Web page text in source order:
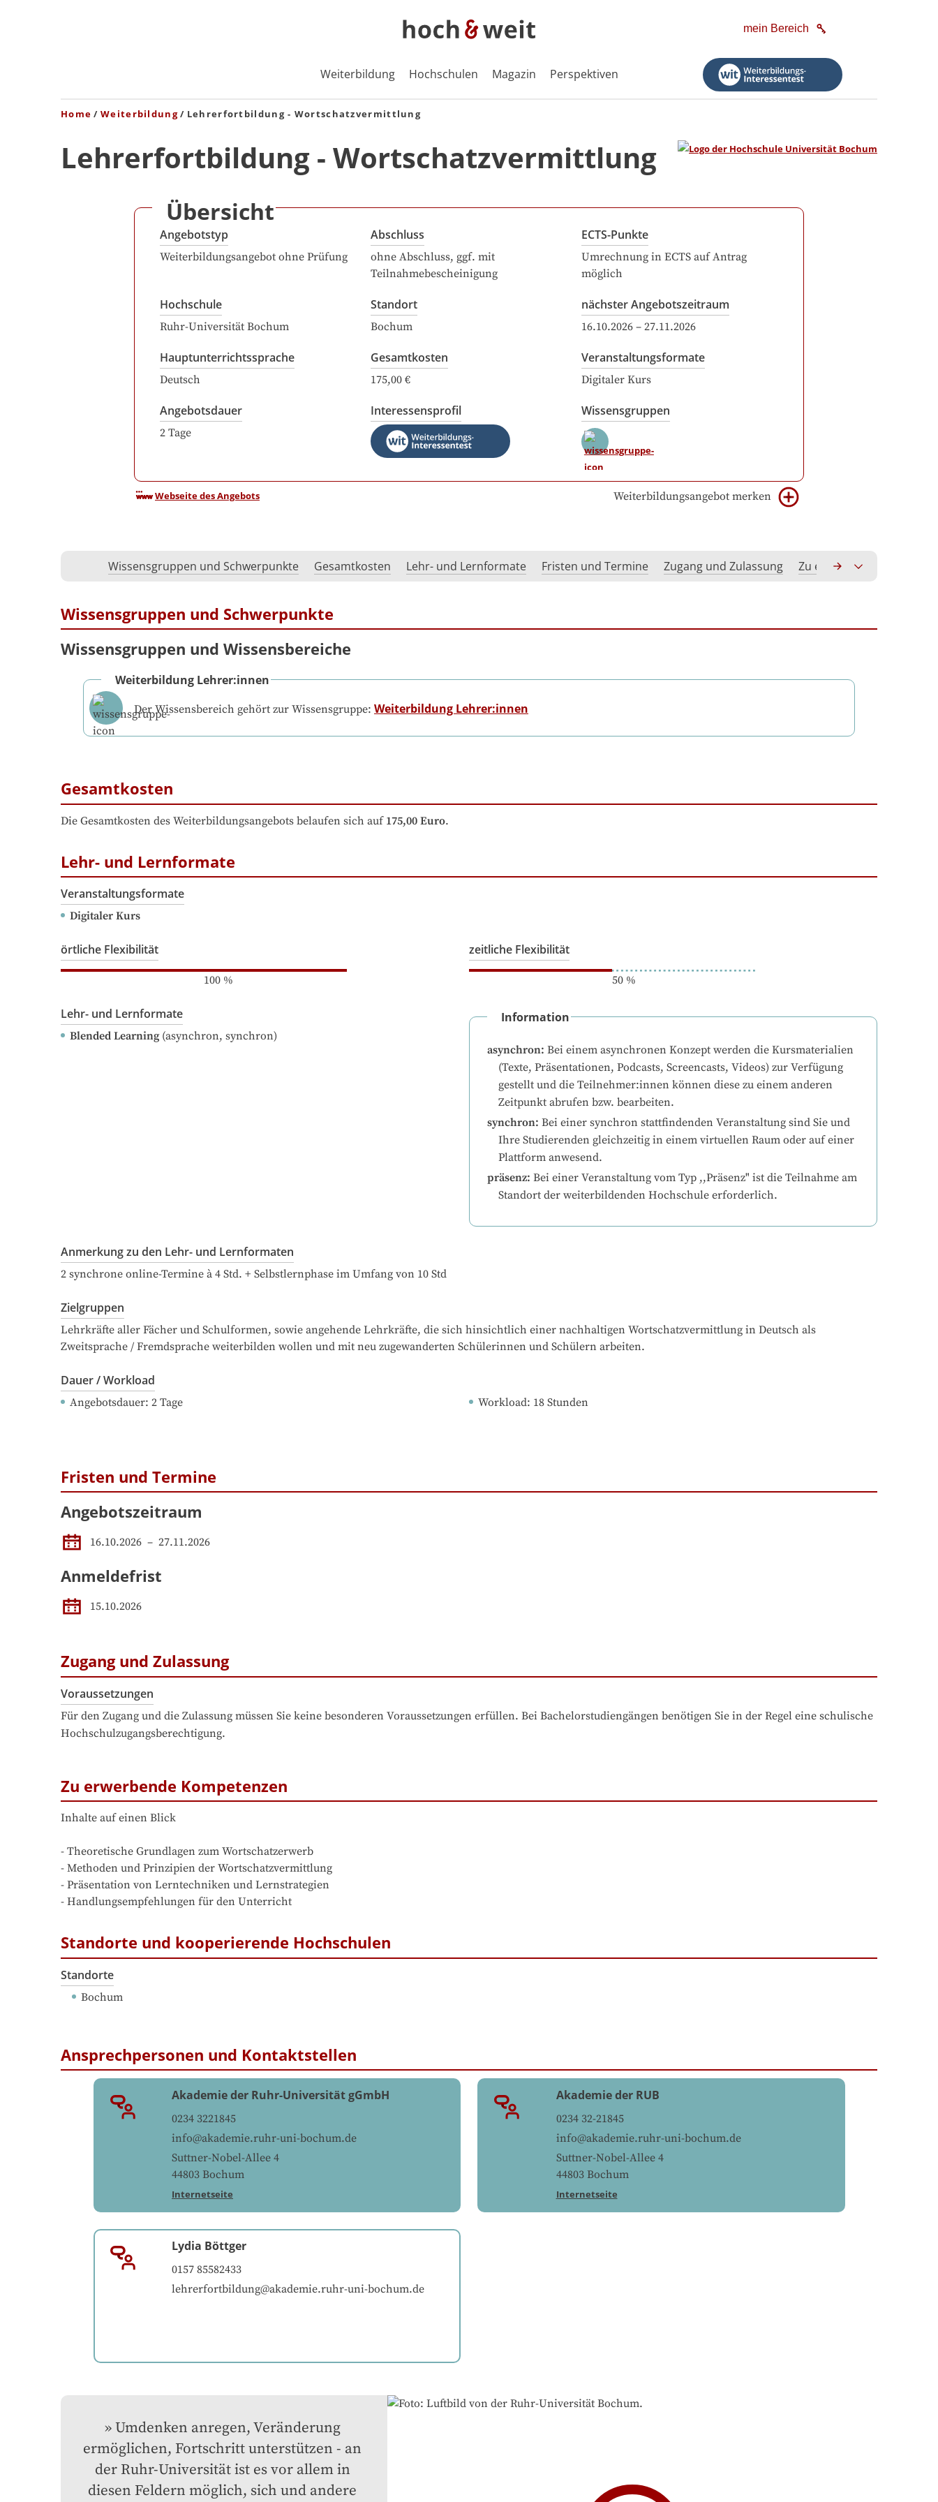
mein Bereich
Weiterbildung Hochschulen Magazin Perspektiven
Home Weiterbildung Lehrerfortbildung - Wortschatzvermittlung
Lehrerfortbildung - Wortschatzvermittlung
Übersicht
Angebotstyp
Weiterbildungsangebot ohne Prüfung
Abschluss
ohne Abschluss, ggf. mit
Teilnahmebescheinigung
ECTS-Punkte
Umrechnung in ECTS auf Antrag
möglich
Hochschule
Ruhr-Universität Bochum
Standort
Bochum
nächster Angebotszeitraum
16.10.2026 – 27.11.2026
Hauptunterrichtssprache
Deutsch
Gesamtkosten
175,00 €
Veranstaltungsformate
Digitaler Kurs
Angebotsdauer
2 Tage
Interessensprofil Wissensgruppen
Webseite des Angebots Weiterbildungsangebot merken
Wissensgruppen und Schwerpunkte Gesamtkosten Lehr- und Lernformate Fristen und Termine Zugang und Zulassung Zu erwerbende
Wissensgruppen und Schwerpunkte
Wissensgruppen und Wissensbereiche
Weiterbildung Lehrer:innen
Der Wissensbereich gehört zur Wissensgruppe: Weiterbildung Lehrer:innen
Gesamtkosten
Die Gesamtkosten des Weiterbildungsangebots belaufen sich auf 175,00 Euro.
Lehr- und Lernformate
Veranstaltungsformate
Digitaler Kurs
örtliche Flexibilität
100%
zeitliche Flexibilität
50%
Lehr- und Lernformate
Blended Learning(asynchron, synchron)
Information
asynchron: Bei einem asynchronen Konzept werden die Kursmaterialien
(Texte, Präsentationen, Podcasts, Screencasts, Videos) zur Verfügung
gestellt und die Teilnehmer:innen können diese zu einem anderen
Zeitpunkt abrufen bzw. bearbeiten.
synchron: Bei einer synchron stattfindenden Veranstaltung sind Sie und
Ihre Studierenden gleichzeitig in einem virtuellen Raum oder auf einer
Plattform anwesend.
präsenz: Bei einer Veranstaltung vom Typ ,,Präsenz" ist die Teilnahme am
Standort der weiterbildenden Hochschule erforderlich.
Anmerkung zu den Lehr- und Lernformaten
2 synchrone online-Termine à 4 Std. + Selbstlernphase im Umfang von 10 Std
Zielgruppen
Lehrkräfte aller Fächer und Schulformen, sowie angehende Lehrkräfte, die sich hinsichtlich einer nachhaltigen Wortschatzvermittlung in Deutsch als
Zweitsprache / Fremdsprache weiterbilden wollen und mit neu zugewanderten Schülerinnen und Schülern arbeiten.
Dauer / Workload
Angebotsdauer: 2 Tage Workload: 18 Stunden
Fristen und Termine
Angebotszeitraum
16.10.2026 – 27.11.2026
Anmeldefrist
15.10.2026
Zugang und Zulassung
Voraussetzungen
Für den Zugang und die Zulassung müssen Sie keine besonderen Voraussetzungen erfüllen. Bei Bachelorstudiengängen benötigen Sie in der Regel eine schulische
Hochschulzugangsberechtigung.
Zu erwerbende Kompetenzen
Inhalte auf einen Blick
- Theoretische Grundlagen zum Wortschatzerwerb
- Methoden und Prinzipien der Wortschatzvermittlung
- Präsentation von Lerntechniken und Lernstrategien
- Handlungsempfehlungen für den Unterricht
Standorte und kooperierende Hochschulen
Standorte
Bochum
Ansprechpersonen und Kontaktstellen
Akademie der Ruhr-Universität gGmbH
0234 3221845
info@akademie.ruhr-uni-bochum.de
Suttner-Nobel-Allee 4
44803 Bochum
Internetseite
Akademie der RUB
0234 32-21845
info@akademie.ruhr-uni-bochum.de
Suttner-Nobel-Allee 4
44803 Bochum
Internetseite
Lydia Böttger
0157 85582433
lehrerfortbildung@akademie.ruhr-uni-bochum.de
Umdenken anregen, Veränderung
ermöglichen, Fortschritt unterstützen - an
der Ruhr-Universität ist es vor allem in
diesen Feldern möglich, sich und andere